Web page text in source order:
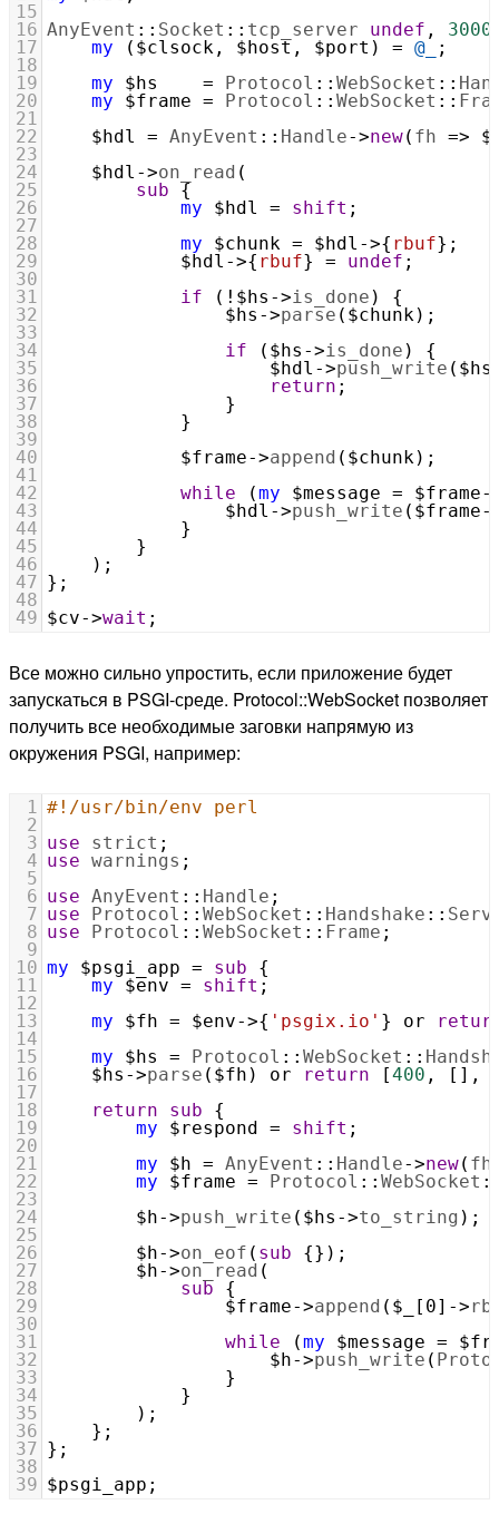
15
16 AnyEvent :: Socket :: tcp_server undef , 3000
17
my ( $clsock , $host , $port ) = @_
;
18
19
my $hs = Protocol :: WebSocket ::
20
my $frame = Protocol :: WebSocket ::
21
22
$hdl = AnyEvent :: Handle->new( fh =>
23
24
$hdl ->on_read (
25
sub {
26
my $hdl = shift ;
27
28
my $chunk = $hdl ->{ rbuf};
29
$hdl ->{ rbuf} = undef ;
30
31
if (! $hs ->is_done ) {
32
$hs ->parse ( $chunk);
33
34
if ( $hs ->is_done ) {
35
$hdl ->push_write ( $hs
36
return ;
37
                }
38
            }
39
40
$frame->append ( $chunk);
41
42
while (my $message = $frame-
43
$hdl ->push_write ( $frame-
44
            }
45
        }
46
    );
47 };
48
49 $cv->wait ;
Все можно сильно упростить, если приложение будет
запускаться в PSGI-среде. Protocol::WebSocket позволяет
получить все необходимые заговки напрямую из
окружения PSGI, например:
1 #!/usr/bin/env perl
2
3 use strict ;
4 use warnings ;
5
6 use AnyEvent :: Handle ;
7 use Protocol :: WebSocket :: Handshake ::
8 use Protocol :: WebSocket :: Frame ;
9
10 my $psgi_app = sub {
11
my $env = shift ;
12
13
my $fh = $env->{ 'psgix.io' } or
14
15
my $hs = Protocol :: WebSocket ::
16
$hs ->parse ( $fh ) or return [400 , [],
17
18
return sub {
19
my $respond = shift ;
20
21
my $h = AnyEvent :: Handle->new( fh
22
my $frame = Protocol :: WebSocket
23
24
$h->push_write ( $hs ->to_string );
25
26
$h->on_eof ( sub {});
27
$h->on_read (
28
sub {
29
$frame->append ( $_[0] ->
30
31
while (my $message =
32
$h->push_write (
33
                }
34
            }
35
        );
36
    };
37 };
38
39 $psgi_app ;